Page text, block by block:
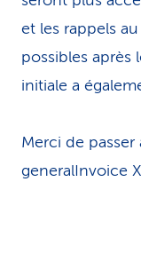
et les rappels
possibles après
initiale a
Merci de
generalInvoice